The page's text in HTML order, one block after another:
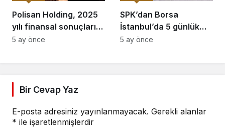
Polisan Holding, 2025
yılı finansal sonuçlarını
açıkladı
5 ay önce
SPK’dan Borsa
İstanbul’da 5 günlük
tedbir
5 ay önce
Bir Cevap Yaz
E-posta adresiniz yayınlanmayacak. Gerekli alanlar
* ile işaretlenmişlerdir